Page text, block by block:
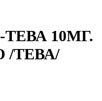
10МГ.
/ТЕВА/